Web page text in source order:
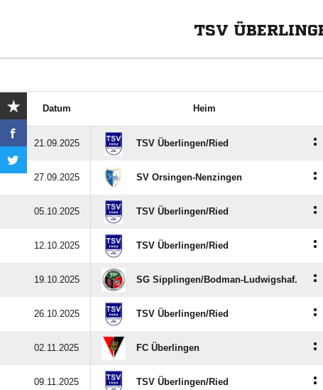
TSV
Datum Heim
21.09.2025 TSV Überlingen/​Ried :
27.09.2025 SV Orsingen-Nenzingen :
05.10.2025 TSV Überlingen/​Ried :
12.10.2025 TSV Überlingen/​Ried :
19.10.2025 SG Sipplingen/​Bodman-Ludwigshaf. :
26.10.2025 TSV Überlingen/​Ried :
02.11.2025 FC Überlingen :
09.11.2025 TSV Überlingen/​Ried :